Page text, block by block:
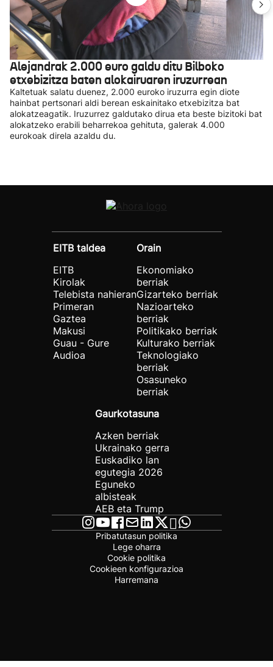
Alejandrak 2.000 euro galdu ditu Bilboko
etxebizitza baten alokairuaren iruzurrean
Kaltetuak salatu duenez, 2.000 euroko iruzurra egin diote
hainbat pertsonari aldi berean eskainitako etxebizitza bat
alokatzeagatik. Iruzurrez galdutako dirua eta beste bizitoki bat
alokatzeko erabili beharrekoa gehituta, galerak 4.000
eurokoak direla azaldu du.
EITB taldea
EITB
Kirolak
Telebista nahieran
Primeran
Gaztea
Makusi
Guau - Gure
Audioa
Orain
Ekonomiako
berriak
Gizarteko berriak
Nazioarteko
berriak
Politikako berriak
Kulturako berriak
Teknologiako
berriak
Osasuneko
berriak
Gaurkotasuna
Azken berriak
Ukrainako gerra
Euskadiko lan
egutegia 2026
Eguneko
albisteak
AEB eta Trump
Pribatutasun politika
Lege oharra
Cookie politika
Cookieen konfigurazioa
Harremana